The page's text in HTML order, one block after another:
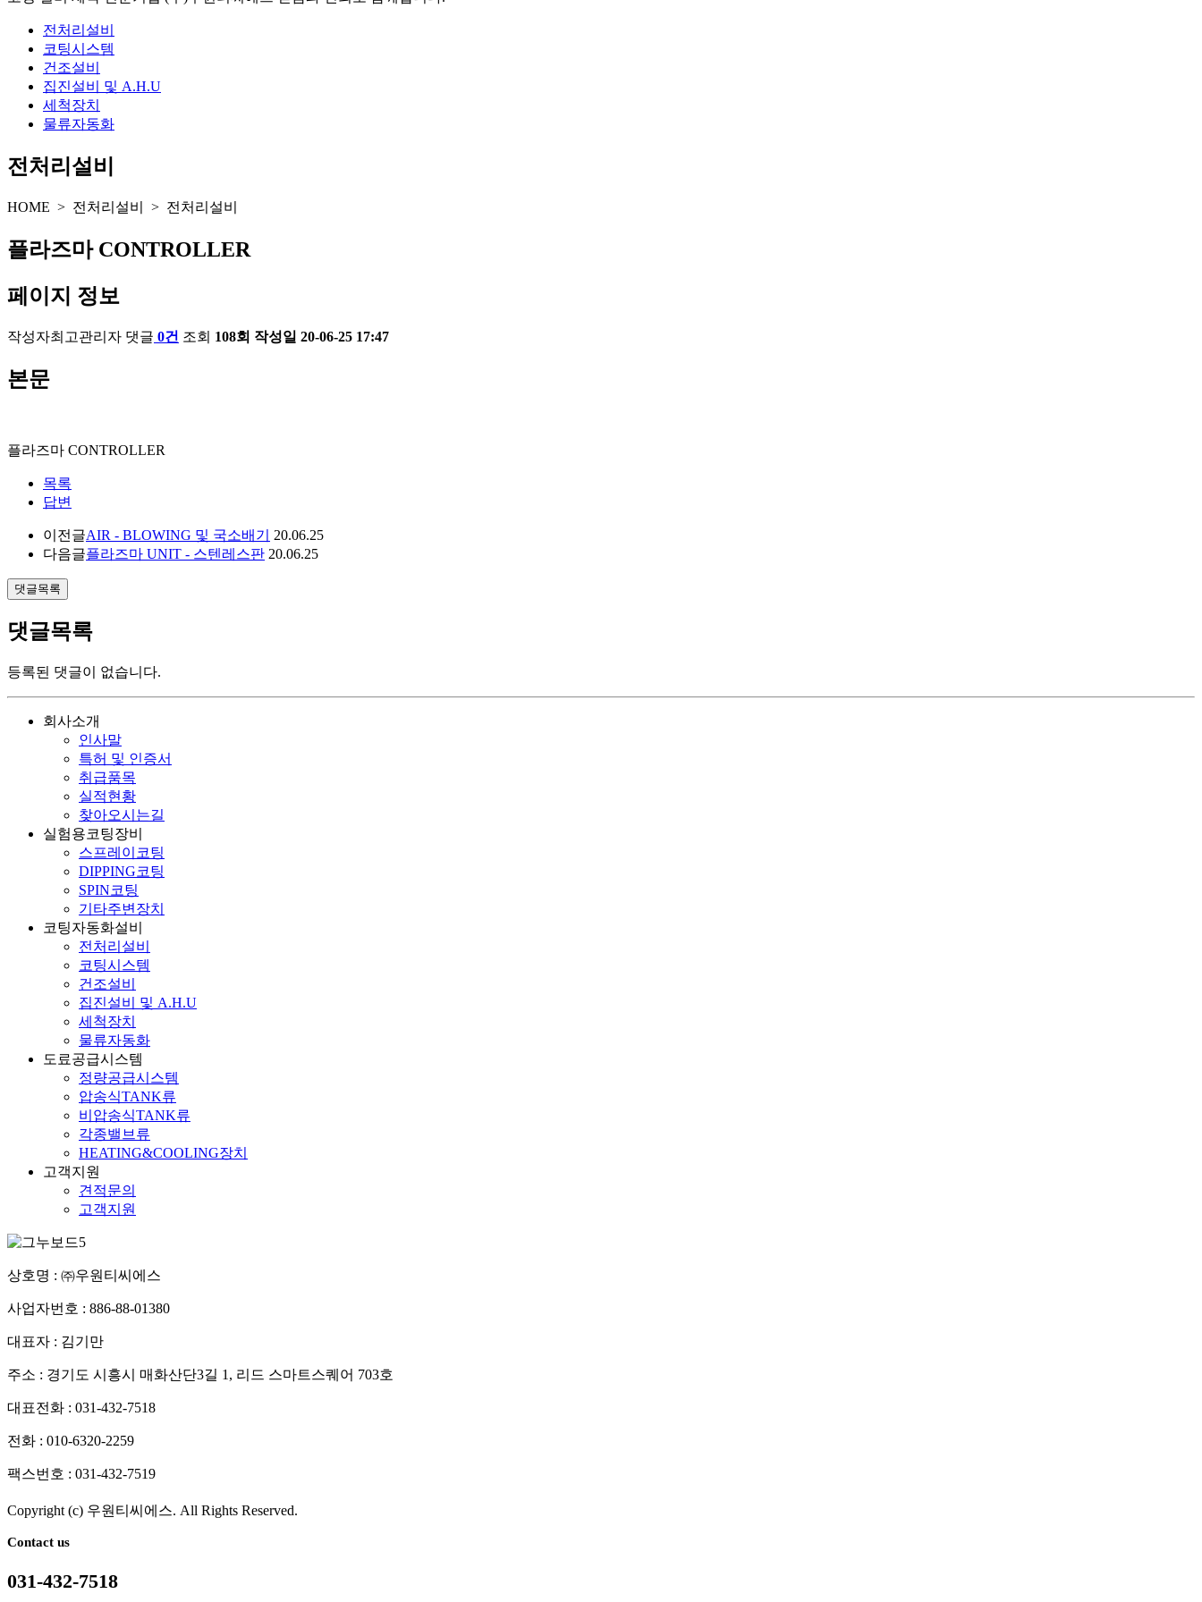
전처리설비
코팅시스템
건조설비
집진설비 및 A.H.U
세척장치
물류자동화
전처리설비
HOME > 전처리설비 > 전처리설비
플라즈마 CONTROLLER
페이지 정보
작성자최고관리자 댓글 0건 조회 108회 작성일 20-06-25 17:47
본문
플라즈마 CONTROLLER
목록
답변
이전글AIR - BLOWING 및 국소배기
20.06.25
다음글플라즈마 UNIT - 스텐레스판 20.06.25
댓글목록
댓글목록
등록된 댓글이 없습니다.
회사소개
인사말
특허 및 인증서
취급품목
실적현황
찾아오시는길
실험용코팅장비
스프레이코팅
DIPPING코팅
SPIN코팅
기타주변장치
코팅자동화설비
전처리설비
코팅시스템
건조설비
집진설비 및 A.H.U
세척장치
물류자동화
도료공급시스템
정량공급시스템
압송식TANK류
비압송식TANK류
각종밸브류
HEATING&COOLING장치
고객지원
견적문의
고객지원
상호명 : ㈜우원티씨에스
사업자번호 : 886-88-01380
대표자 : 김기만
주소 : 경기도 시흥시 매화산단3길 1, 리드 스마트스퀘어 703호
대표전화 : 031-432-7518
전화 : 010-6320-2259
팩스번호 : 031-432-7519
Copyright (c) 우원티씨에스. All Rights Reserved.
Contact us
031-432-7518